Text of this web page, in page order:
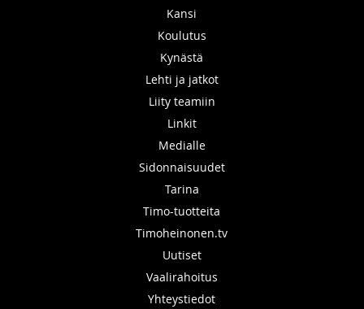
Kansi
Koulutus
Kynästä
Lehti ja jatkot
Liity teamiin
Linkit
Medialle
Sidonnaisuudet
Tarina
Timo-tuotteita
Timoheinonen.tv
Uutiset
Vaalirahoitus
Yhteystiedot